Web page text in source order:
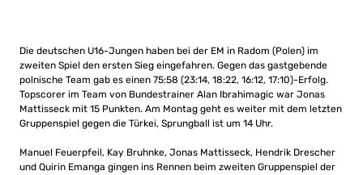
Die deutschen U16-Jungen haben bei der EM in Radom (Polen) im
zweiten Spiel den ersten Sieg eingefahren. Gegen das gastgebende
polnische Team gab es einen 75:58 (23:14, 18:22, 16:12, 17:10)-Erfolg.
Topscorer im Team von Bundestrainer Alan Ibrahimagic war Jonas
Mattisseck mit 15 Punkten. Am Montag geht es weiter mit dem letzten
Gruppenspiel gegen die Türkei, Sprungball ist um 14 Uhr.
Manuel Feuerpfeil, Kay Bruhnke, Jonas Mattisseck, Hendrik Drescher
und Quirin Emanga gingen ins Rennen beim zweiten Gruppenspiel der